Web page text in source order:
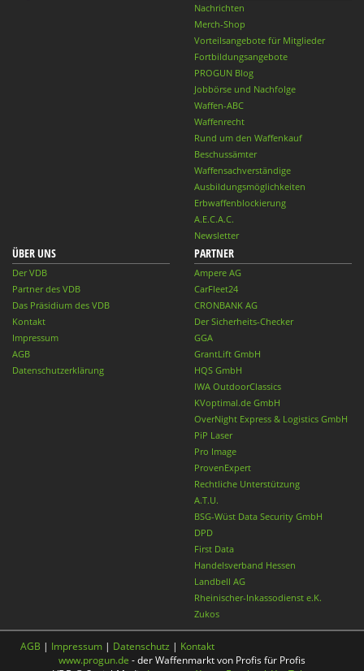
Nachrichten
Merch-Shop
Vorteilsangebote für Mitglieder
Fortbildungsangebote
PROGUN Blog
Jobbörse und Nachfolge
Waffen-ABC
Waffenrecht
Rund um den Waffenkauf
Beschussämter
Waffensachverständige
Ausbildungsmöglichkeiten
Erbwaffenblockierung
A.E.C.A.C.
Newsletter
ÜBER UNS
Der VDB
Partner des VDB
Das Präsidium des VDB
Kontakt
Impressum
AGB
Datenschutzerklärung
PARTNER
Ampere AG
CarFleet24
CRONBANK AG
Der Sicherheits-Checker
GGA
GrantLift GmbH
HQS GmbH
IWA OutdoorClassics
KVoptimal.de GmbH
OverNight Express & Logistics GmbH
PiP Laser
Pro Image
ProvenExpert
Rechtliche Unterstützung
A.T.U.
BSG-Wüst Data Security GmbH
DPD
First Data
Handelsverband Hessen
Landbell AG
Rheinischer-Inkassodienst e.K.
Zukos
AGB | Impressum | Datenschutz | Kontakt
www.progun.de - der Waffenmarkt von Profis für Profis